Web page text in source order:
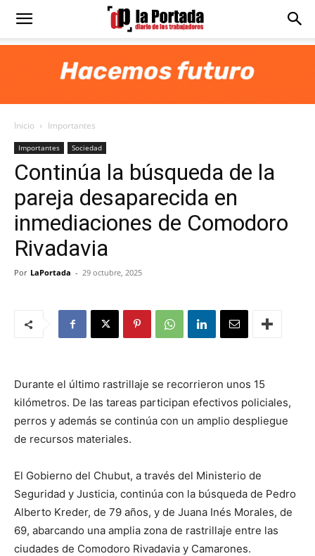
Diario
Portada
Inicio Importantes
Importantes Sociedad
Continúa la búsqueda de la
pareja desaparecida en
inmediaciones de Comodoro
Rivadavia
Por LaPortada - 29 octubre, 2025
Durante el último rastrillaje se recorrieron unos 15
kilómetros. De las tareas participan efectivos policiales,
perros y además se continúa con un amplio despliegue
de recursos materiales.
El Gobierno del Chubut, a través del Ministerio de
Seguridad y Justicia, continúa con la búsqueda de Pedro
Alberto Kreder, de 79 años, y de Juana Inés Morales, de
69, abarcando una amplia zona de rastrillaje entre las
ciudades de Comodoro Rivadavia y Camarones.